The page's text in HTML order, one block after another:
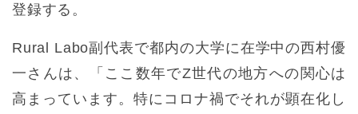
登録する。
Rural Labo副代表で都内の大学に在学中の西村優
一さんは、「ここ数年でZ世代の地方への関心は
高まっています。特にコロナ禍でそれが顕在化し